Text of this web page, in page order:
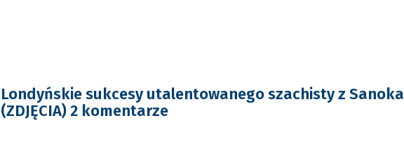
Londyńskie sukcesy utalentowanego szachisty z Sanoka
(ZDJĘCIA) 2 komentarze